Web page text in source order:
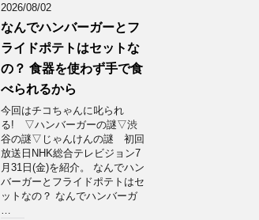
2026/08/02
なんでハンバーガーとフ
ライドポテトはセットな
の？ 食器を使わず手で食
べられるから
今回はチコちゃんに叱られ
る! ▽ハンバーガーの謎▽渋
谷の謎▽じゃんけんの謎 初回
放送日NHK総合テレビジョン7
月31日(金)を紹介。 なんでハン
バーガーとフライドポテトはセ
ットなの？ なんでハンバーガ
…